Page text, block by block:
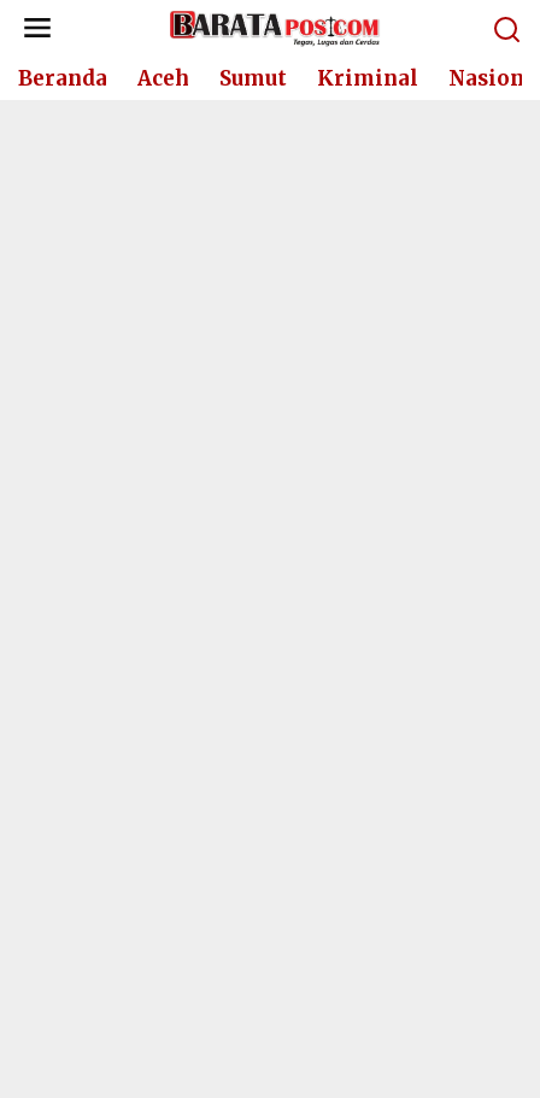
Lewati
konten
Beranda Aceh Sumut Kriminal